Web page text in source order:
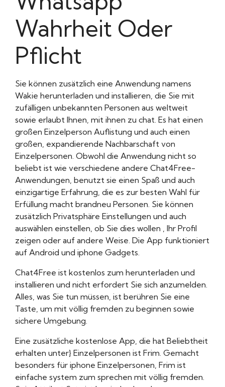
Wahrheit Oder
Pflicht
Sie können zusätzlich eine Anwendung namens
Wakie herunterladen und installieren, die Sie mit
zufälligen unbekannten Personen aus weltweit
sowie erlaubt Ihnen, mit ihnen zu chat. Es hat einen
großen Einzelperson Auflistung und auch einen
großen, expandierende Nachbarschaft von
Einzelpersonen. Obwohl die Anwendung nicht so
beliebt ist wie verschiedene andere Chat4Free-
Anwendungen, benutzt sie einen Spaß und auch
einzigartige Erfahrung, die es zur besten Wahl für
Erfüllung macht brandneu Personen. Sie können
zusätzlich Privatsphäre Einstellungen und auch
auswählen einstellen, ob Sie dies wollen , Ihr Profil
zeigen oder auf andere Weise. Die App funktioniert
auf Android und iphone Gadgets.
Chat4Free ist kostenlos zum herunterladen und
installieren und nicht erfordert Sie sich anzumelden.
Alles, was Sie tun müssen, ist berühren Sie eine
Taste, um mit völlig fremden zu beginnen sowie
sichere Umgebung.
Eine zusätzliche kostenlose App, die hat Beliebtheit
erhalten unter} Einzelpersonen ist Frim. Gemacht
besonders für iphone Einzelpersonen, Frim ist
einfache system zum sprechen mit völlig fremden.